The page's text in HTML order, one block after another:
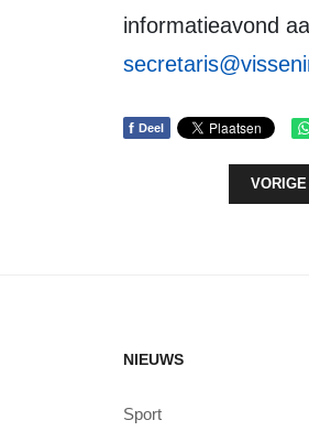
informatieavond
f Deel
VORIG
VORIGE
NIEUWS
Sport